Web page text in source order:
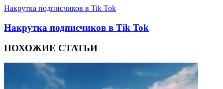
Накрутка подписчиков в Tik Tok
Накрутка подписчиков в Tik Tok
ПОХОЖИЕ СТАТЬИ